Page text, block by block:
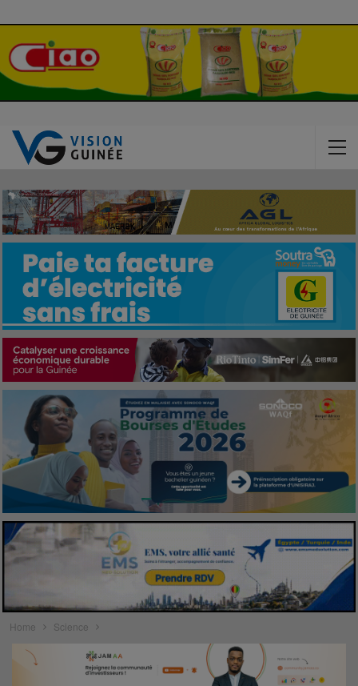
Home Science